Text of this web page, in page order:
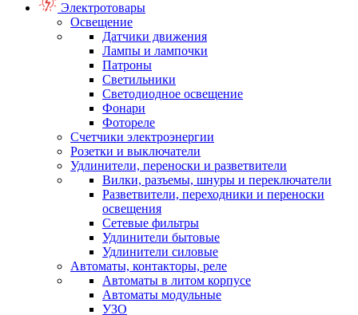
Электротовары
Освещение
Датчики движения
Лампы и лампочки
Патроны
Светильники
Светодиодное освещение
Фонари
Фотореле
Счетчики электроэнергии
Розетки и выключатели
Удлинители, переноски и разветвители
Вилки, разъемы, шнуры и переключатели
Разветвители, переходники и переноски
освещения
Сетевые фильтры
Удлинители бытовые
Удлинители силовые
Автоматы, контакторы, реле
Автоматы в литом корпусе
Автоматы модульные
УЗО